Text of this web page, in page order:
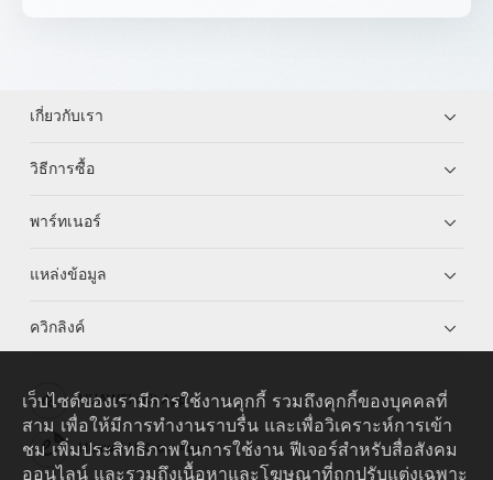
เกี่ยวกับเรา
วิธีการซื้อ
พาร์ทเนอร์
แหล่งข้อมูล
ควิกลิงค์
HUAWEI eKit App
Huawei HiKnow App
เว็บไซต์ของเรามีการใช้งานคุกกี้ รวมถึงคุกกี้ของบุคคลที่
สาม เพื่อให้มีการทำงานราบรื่น และเพื่อวิเคราะห์การเข้า
ชม เพิ่มประสิทธิภาพในการใช้งาน ฟีเจอร์สำหรับสื่อสังคม
ออนไลน์ และรวมถึงเนื้อหาและโฆษณาที่ถูกปรับแต่งเฉพาะ